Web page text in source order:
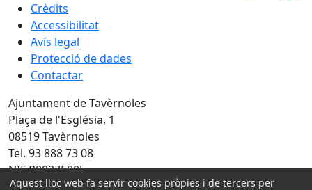
Crèdits
Accessibilitat
Avís legal
Protecció de dades
Contactar
Ajuntament de Tavèrnoles
Plaça de l'Església, 1
08519 Tavèrnoles
Tel. 93 888 73 08
NIF P0827500J
Aquest lloc web fa servir cookies pròpies i de tercers per